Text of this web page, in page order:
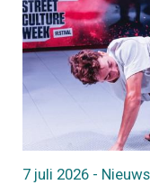
7 juli 2026 - Nieuws